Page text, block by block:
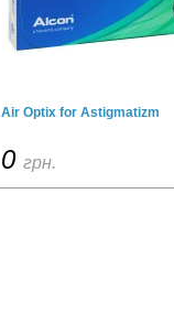
Air Optix for Astigmatizm
0 грн.